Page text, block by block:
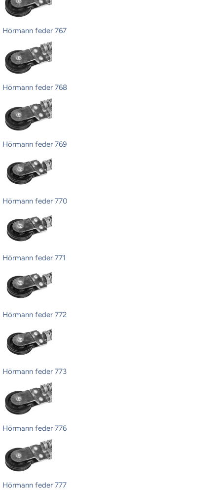
Hörmann feder 767
Hörmann feder 768
Hörmann feder 769
Hörmann feder 770
Hörmann feder 771
Hörmann feder 772
Hörmann feder 773
Hörmann feder 776
Hörmann feder 777